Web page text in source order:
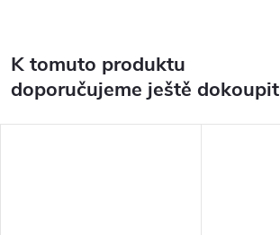
K tomuto produktu
doporučujeme ještě dokoupit